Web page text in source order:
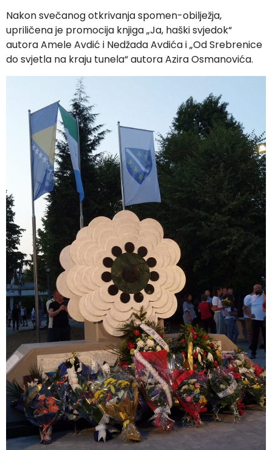
Nakon svečanog otkrivanja spomen-obilježja,
upriličena je promocija knjiga „Ja, haški svjedok“
autora Amele Avdić i Nedžada Avdića i „Od Srebrenice
do svjetla na kraju tunela“ autora Azira Osmanovića.